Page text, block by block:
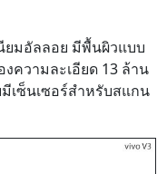
ยมอัลลอย มีพื้นผิวแบบ
ความละเอียด 13 ล้าน
เซ็นเซอร์สำหรับสแกน